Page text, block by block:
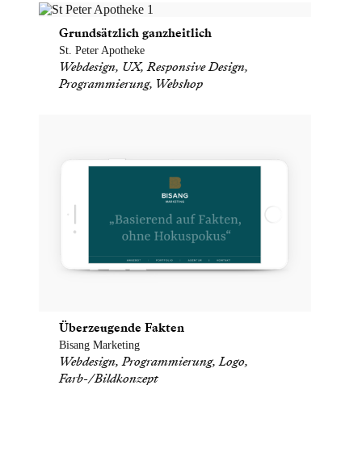
Grundsätzlich ganzheitlich
St. Peter Apotheke
Webdesign, UX, Responsive Design,
Programmierung, Webshop
Überzeugende Fakten
Bisang Marketing
Webdesign, Programmierung, Logo,
Farb-/Bildkonzept